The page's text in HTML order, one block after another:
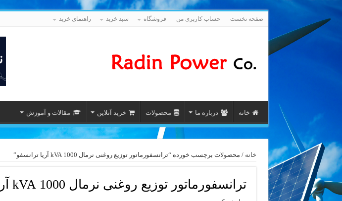
صفحه نخست حساب کاربری من فروشگاه سبد خرید راهنمای خرید
خانه درباره ما محصولات خرید آنلاین مقالات و آموزش
خانه / محصولات برچسب خورده “ترانسفورماتور توزیع روغنی نرمال 1000 kVA آریا ترانسفو”
ترانسفورماتور توزیع روغنی نرمال 1000 kVA آریا ترانسفو